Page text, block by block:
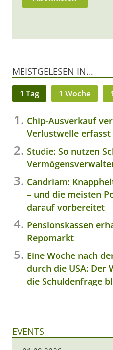
MEISTGELESEN IN...
1 Tag 1 Woche
Chip-Ausverkauf
Verlustwelle erfasst
Studie: So nutzen
Candriam:
– und die meisten
darauf vorbereitet
Pensionskassen
Repomarkt
Eine Woche nach
durch die USA: Der
die Schuldenfrage
EVENTS